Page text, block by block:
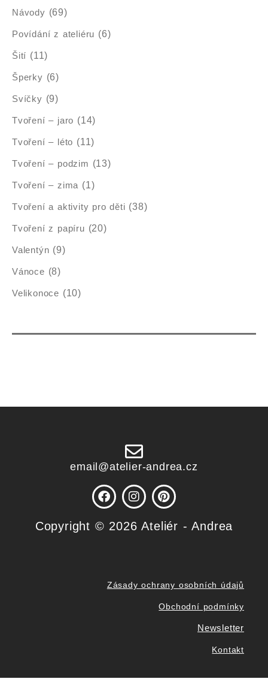
Návody (69)
Povídání z ateliéru (6)
Šití (11)
Šperky (6)
Svíčky (9)
Tvoření – jaro (14)
Tvoření – léto (11)
Tvoření – podzim (13)
Tvoření – zima (1)
Tvoření a aktivity pro děti (38)
Tvoření z papíru (20)
Valentýn (9)
Vánoce (8)
Velikonoce (10)
email@atelier-andrea.cz
F
a
e
I
n
t
m
P
i
t
t
Copyright © 2026 Ateliér - Andrea
Zásady ochrany osobních údajů
Obchodní podmínky
Newsletter
Kontakt